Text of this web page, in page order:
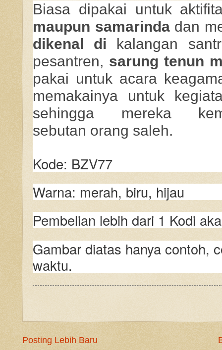
Biasa dipakai untuk
maupun samarindadan
dikenal di kalangan
pesantren, sarung tenun
pakai untuk acara
memakainya untuk
sehingga mereka
sebutan orang saleh.
Kode: BZV77
Warna: merah, biru, hijau
Pembelian lebih dari 1 Kodi
Gambar diatas hanya contoh,
waktu.
Posting Lebih Baru